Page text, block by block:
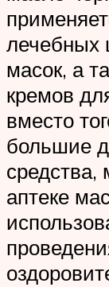
лечебных
масок, а
кремов
вместо
большие
средства,
аптеке